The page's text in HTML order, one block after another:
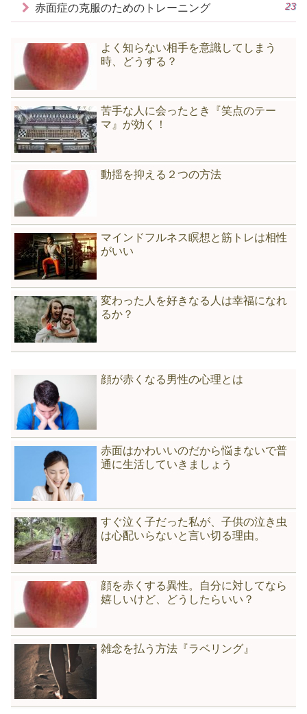
赤面症の克服のためのトレーニング 23
よく知らない相手を意識してしまう
時、どうする？
苦手な人に会ったとき『笑点のテー
マ』が効く！
動揺を抑える２つの方法
マインドフルネス瞑想と筋トレは相性
がいい
変わった人を好きなる人は幸福になれ
るか？
顔が赤くなる男性の心理とは
赤面はかわいいのだから悩まないで普
通に生活していきましょう
すぐ泣く子だった私が、子供の泣き虫
は心配いらないと言い切る理由。
顔を赤くする異性。自分に対してなら
嬉しいけど、どうしたらいい？
雑念を払う方法『ラベリング』